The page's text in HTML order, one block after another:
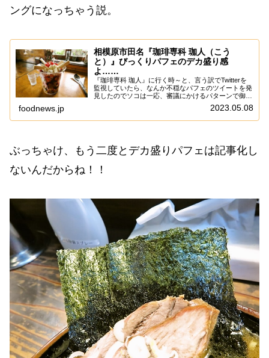
ングになっちゃう説。
相模原市田名『珈琲専科 珈人（こう
と）』びっくりパフェのデカ盛り感
よ……
『珈琲専科 珈人』に行く時～と、言う訳でTwitterを
監視していたら、なんか不穏なパフェのツイートを発
見したのでソコは一応、審議にかけるパターンで御座
います。いや、あまり当サイトは”スイーツ”的な甘味
系の記事が出て来ないかもですが、あえて...
foodnews.jp 2023.05.08
ぶっちゃけ、もう二度とデカ盛りパフェは記事化し
ないんだからね！！